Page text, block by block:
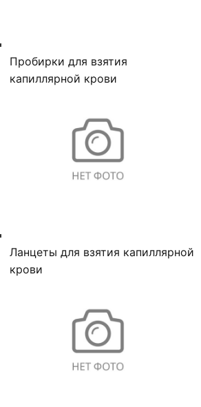
Пробирки для взятия
капиллярной крови
Ланцеты для взятия капиллярной
крови